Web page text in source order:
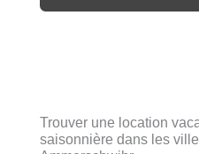
Trouver une location
saisonnière dans les